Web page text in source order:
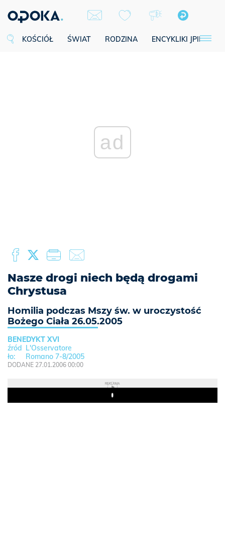
KOŚCIÓŁ ŚWIAT RODZINA ENCYKLIKI JPII
ad
Nasze drogi niech będą drogami
Chrystusa
Homilia podczas Mszy św. w uroczystość
Bożego Ciała 26.05.2005
BENEDYKT XVI
L'Osservatore
Romano 7-8/2005
DODANE 27.01.2006 00:00
REKLAMA
Play